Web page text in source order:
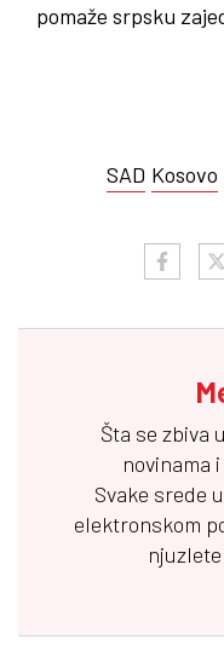
pomaže srpsku
SAD Kosovo
Šta se zbiva
novinama
Svake srede
elektronskom